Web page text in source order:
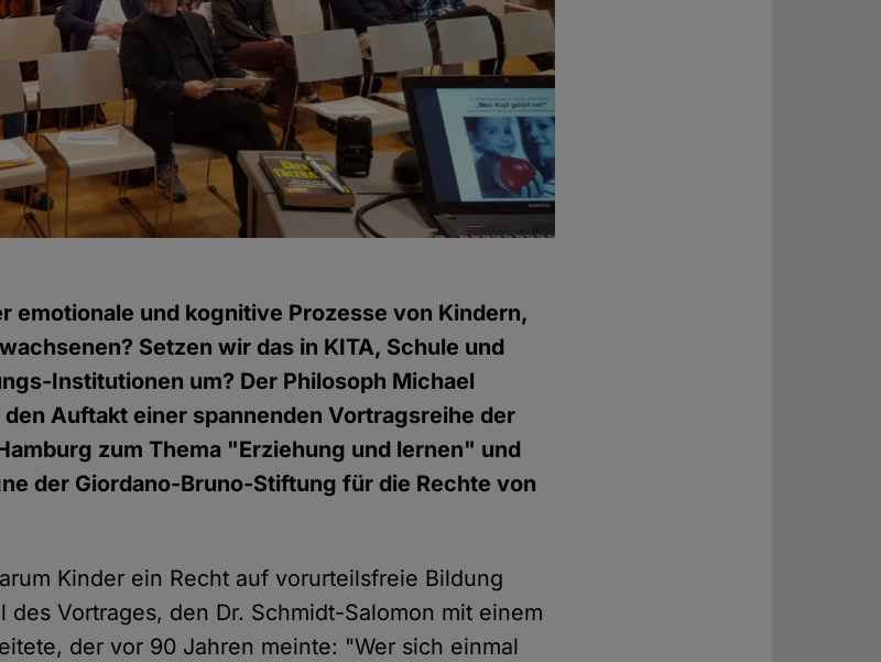
emotionale und kognitive Prozesse von Kindern,
Setzen wir das in KITA, Schule und
Institutionen um? Der Philosoph Michael
Auftakt einer spannenden Vortragsreihe der
zum Thema "Erziehung und lernen" und
der Giordano-Bruno-Stiftung für die Rechte von
Kinder ein Recht auf vorurteilsfreie Bildung
Vortrages, den Dr. Schmidt-Salomon mit einem
der vor 90 Jahren meinte: "Wer sich einmal